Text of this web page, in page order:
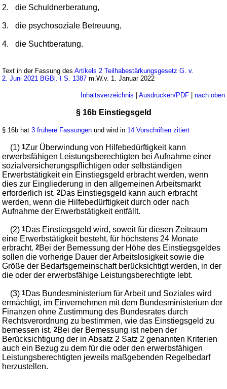
2. die Schuldnerberatung,
3. die psychosoziale Betreuung,
4. die Suchtberatung.
Text in der Fassung desArtikels 2 Teilhabestärkungsgesetz G. v.
2. Juni 2021 BGBl. I S. 1387 m.W.v. 1. Januar 2022
Inhaltsverzeichnis Ausdrucken/PDF| nach oben
§ 16b Einstiegsgeld
§ 16b hat3 frühere Fassungen und wird in 14 Vorschriften zitiert
(1)1Zur Überwindung von Hilfebedürftigkeit kann
erwerbsfähigen Leistungsberechtigten bei Aufnahme einer
sozialversicherungspflichtigen oder selbständigen
Erwerbstätigkeit ein Einstiegsgeld erbracht werden, wenn
dies zur Eingliederung in den allgemeinen Arbeitsmarkt
erforderlich ist.2Das Einstiegsgeld kann auch erbracht
werden, wenn die Hilfebedürftigkeit durch oder nach
Aufnahme der Erwerbstätigkeit entfällt.
(2)1Das Einstiegsgeld wird, soweit für diesen Zeitraum
eine Erwerbstätigkeit besteht, für höchstens 24 Monate
erbracht.2Bei der Bemessung der Höhe des Einstiegsgeldes
sollen die vorherige Dauer der Arbeitslosigkeit sowie die
Größe der Bedarfsgemeinschaft berücksichtigt werden, in der
die oder der erwerbsfähige Leistungsberechtigte lebt.
(3)1Das Bundesministerium für Arbeit und Soziales wird
ermächtigt, im Einvernehmen mit dem Bundesministerium der
Finanzen ohne Zustimmung des Bundesrates durch
Rechtsverordnung zu bestimmen, wie das Einstiegsgeld zu
bemessen ist.2Bei der Bemessung ist neben der
Berücksichtigung der in Absatz 2 Satz 2 genannten Kriterien
auch ein Bezug zu dem für die oder den erwerbsfähigen
Leistungsberechtigten jeweils maßgebenden Regelbedarf
herzustellen.